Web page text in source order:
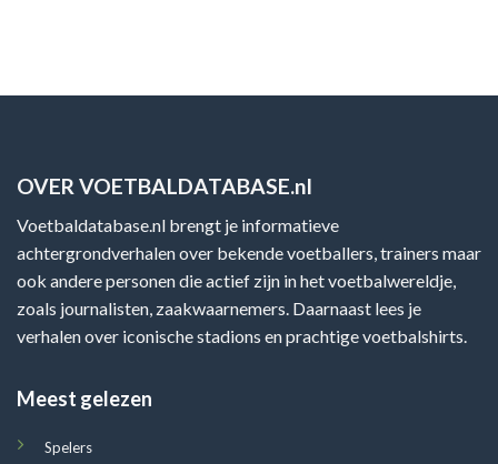
OVER VOETBALDATABASE.nl
Voetbaldatabase.nl brengt je informatieve
achtergrondverhalen over bekende voetballers, trainers maar
ook andere personen die actief zijn in het voetbalwereldje,
zoals journalisten, zaakwaarnemers. Daarnaast lees je
verhalen over iconische stadions en prachtige voetbalshirts.
Meest gelezen
Spelers